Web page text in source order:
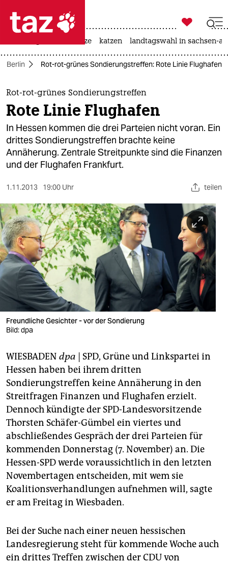
 taz zahl ich
taz zahl ich
themen
politik
öko
gesellschaft
kultur
sport
berlin
nord
wahrheit
verlag
verlag
shop
fragen & hilfe
unterstützen
abo
genossenschaft
epaper login

taz zahl ich
hitze katzen landtagswahl in sachsen-
Berlin Rot-rot-grünes Sondierungstreffen: Rote Linie Flughafen
Rot-rot-grünes Sondierungstreffen
Rote Linie Flughafen
In Hessen kommen die drei Parteien nicht voran. Ein
drittes Sondierungstreffen brachte keine
Annäherung. Zentrale Streitpunkte sind die Finanzen
und der Flughafen Frankfurt.
1.11.2013 19:00 Uhr teilen
Freundliche Gesichter - vor der Sondierung
Bild: dpa
WIESBADEN dpa | SPD, Grüne und Linkspartei in
Hessen haben bei ihrem dritten
Sondierungstreffen keine Annäherung in den
Streitfragen Finanzen und Flughafen erzielt.
Dennoch kündigte der SPD-Landesvorsitzende
Thorsten Schäfer-Gümbel ein viertes und
abschließendes Gespräch der drei Parteien für
kommenden Donnerstag (7. November) an. Die
Hessen-SPD werde voraussichtlich in den letzten
Novembertagen entscheiden, mit wem sie
Koalitionsverhandlungen aufnehmen will, sagte
er am Freitag in Wiesbaden.
Bei der Suche nach einer neuen hessischen
Landesregierung steht für kommende Woche auch
ein drittes Treffen zwischen der CDU von